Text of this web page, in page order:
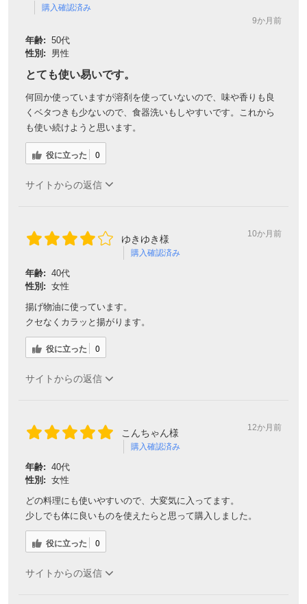
購入確認済み
9か月前
年齢: 50代
性別:
男性
とても使い易いです。
何回か使っていますが溶剤を使っていないので、味や香りも良
くベタつきも少ないので、食器洗いもしやすいです。これから
も使い続けようと思います。
役に立った 0
サイトからの返信
ゆきゆき様
購入確認済み
10か月前
年齢: 40代
性別: 女性
揚げ物油に使っています。
クセなくカラッと揚がります。
役に立った 0
サイトからの返信
こんちゃん様
購入確認済み
12か月前
年齢: 40代
性別: 女性
どの料理にも使いやすいので、大変気に入ってます。
少しでも体に良いものを使えたらと思って購入しました。
役に立った 0
サイトからの返信